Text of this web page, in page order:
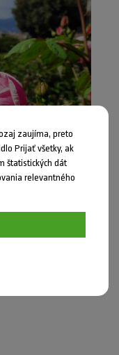
dní spustíme
na vašu účasť.
zaujíma, preto
Prijať všetky, ak
štatistických dát
relevantného